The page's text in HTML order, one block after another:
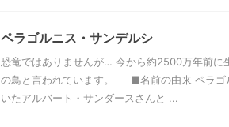
ペラゴルニス・サンデルシ
恐竜ではありませんが… 今から約2500万年前に
の鳥と言われています。 ■名前の由来 ペラゴ
いたアルバート・サンダースさんと ...